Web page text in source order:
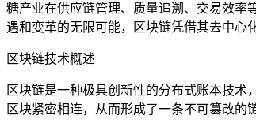
糖产业在供应链管理、质量追溯、交易效率
遇和变革的无限可能，区块链凭借其去中心
区块链技术概述
区块链是一种极具创新性的分布式账本技
区块紧密相连，从而形成了一条不可篡改的